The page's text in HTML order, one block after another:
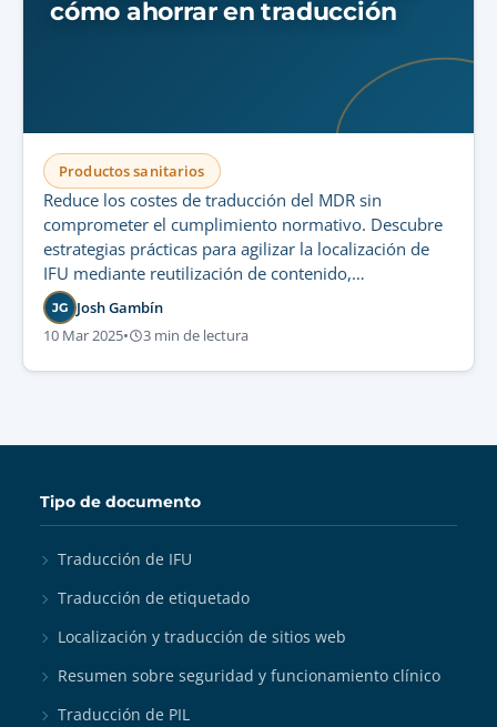
cómo ahorrar en traducción
Productos sanitarios
Reduce los costes de traducción del MDR sin
comprometer el cumplimiento normativo. Descubre
estrategias prácticas para agilizar la localización de
IFU mediante reutilización de contenido,
herramientas CAT y optimización lingüística.
JG Josh Gambín
10 Mar 2025• 3 min de lectura
Tipo de documento
Traducción de IFU
Traducción de etiquetado
Localización y traducción de sitios web
Resumen sobre seguridad y funcionamiento clínico
Traducción de PIL